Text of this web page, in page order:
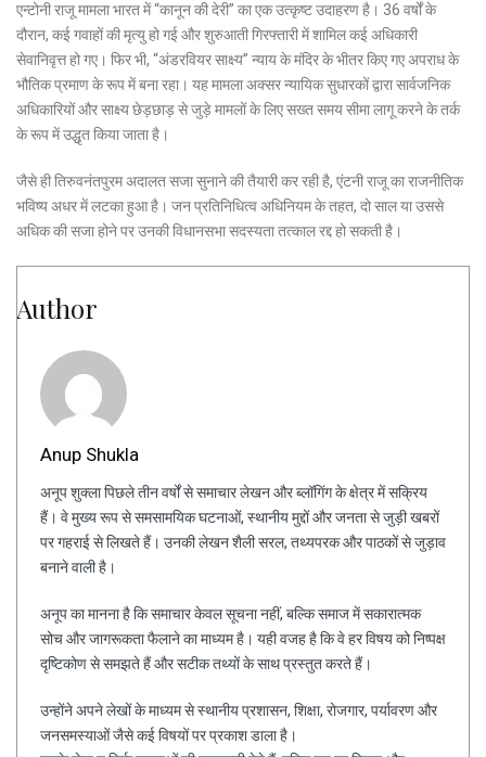
एन्टोनी राजू मामला भारत में “कानून की देरी” का एक उत्कृष्ट उदाहरण है। 36 वर्षों के
दौरान, कई गवाहों की मृत्यु हो गई और शुरुआती गिरफ्तारी में शामिल कई अधिकारी
सेवानिवृत्त हो गए। फिर भी, “अंडरवियर साक्ष्य” न्याय के मंदिर के भीतर किए गए अपराध के
भौतिक प्रमाण के रूप में बना रहा। यह मामला अक्सर न्यायिक सुधारकों द्वारा सार्वजनिक
अधिकारियों और साक्ष्य छेड़छाड़ से जुड़े मामलों के लिए सख्त समय सीमा लागू करने के तर्क
के रूप में उद्धृत किया जाता है।
जैसे ही तिरुवनंतपुरम अदालत सजा सुनाने की तैयारी कर रही है, एंटनी राजू का राजनीतिक
भविष्य अधर में लटका हुआ है। जन प्रतिनिधित्व अधिनियम के तहत, दो साल या उससे
अधिक की सजा होने पर उनकी विधानसभा सदस्यता तत्काल रद्द हो सकती है।
Author
Anup Shukla
अनूप शुक्ला पिछले तीन वर्षों से समाचार लेखन और ब्लॉगिंग के क्षेत्र में सक्रिय
हैं। वे मुख्य रूप से समसामयिक घटनाओं, स्थानीय मुद्दों और जनता से जुड़ी खबरों
पर गहराई से लिखते हैं। उनकी लेखन शैली सरल, तथ्यपरक और पाठकों से जुड़ाव
बनाने वाली है।
अनूप का मानना है कि समाचार केवल सूचना नहीं, बल्कि समाज में सकारात्मक
सोच और जागरूकता फैलाने का माध्यम है। यही वजह है कि वे हर विषय को निष्पक्ष
दृष्टिकोण से समझते हैं और सटीक तथ्यों के साथ प्रस्तुत करते हैं।
उन्होंने अपने लेखों के माध्यम से स्थानीय प्रशासन, शिक्षा, रोजगार, पर्यावरण और
जनसमस्याओं जैसे कई विषयों पर प्रकाश डाला है।